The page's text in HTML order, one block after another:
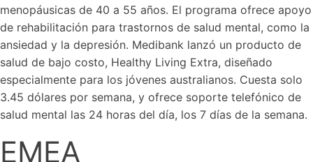
menopáusicas de 40 a 55 años. El programa ofrece apoyo
de rehabilitación para trastornos de salud mental, como la
ansiedad y la depresión. Medibank lanzó un producto de
salud de bajo costo, Healthy Living Extra, diseñado
especialmente para los jóvenes australianos. Cuesta solo
3.45 dólares por semana, y ofrece soporte telefónico de
salud mental las 24 horas del día, los 7 días de la semana.
EMEA